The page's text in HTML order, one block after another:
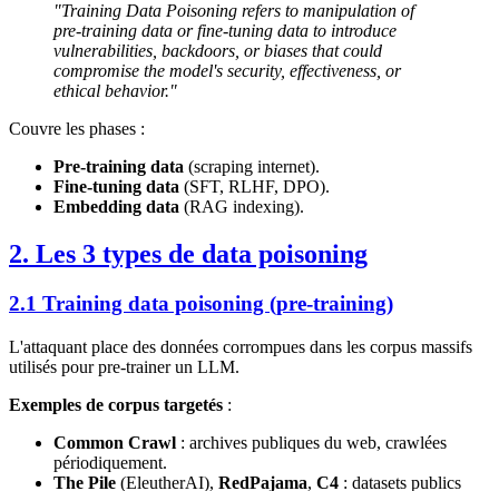
"Training Data Poisoning refers to manipulation of
pre-training data or fine-tuning data to introduce
vulnerabilities, backdoors, or biases that could
compromise the model's security, effectiveness, or
ethical behavior."
Couvre les phases :
Pre-training data (scraping internet).
Fine-tuning data (SFT, RLHF, DPO).
Embedding data (RAG indexing).
2. Les 3 types de data poisoning
2.1 Training data poisoning (pre-training)
L'attaquant place des données corrompues dans les corpus massifs
utilisés pour pre-trainer un LLM.
Exemples de corpus targetés :
Common Crawl : archives publiques du web, crawlées
périodiquement.
The Pile (EleutherAI), RedPajama, C4 : datasets publics